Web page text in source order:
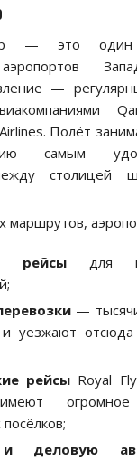
— это
—
Полёт
самым
столицей
маршрутов,
рейсы для
—
уезжают
рейсы Royal
и деловую